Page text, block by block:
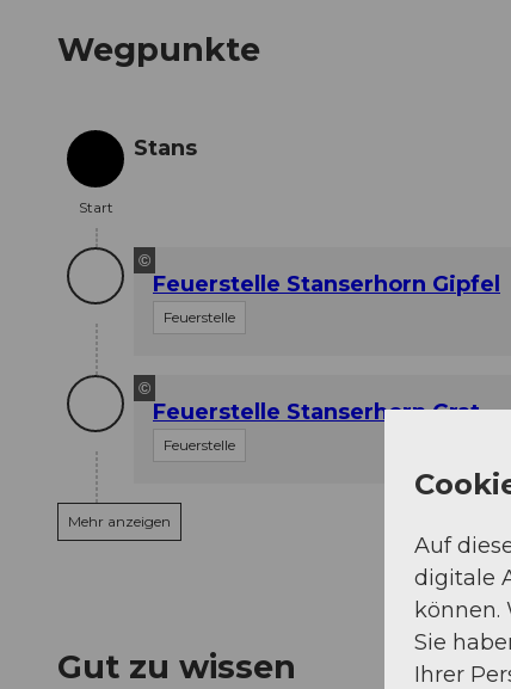
Wegpunkte
Start
Start
Stans
©
Feuerstelle Stanserhorn Gipfel
Feuerstelle
©
Feuerstelle Stanserhorn Grat
Feuerstelle
Mehr anzeigen
Gut zu wissen
Auf
digitale
können.
Sie
Ihrer